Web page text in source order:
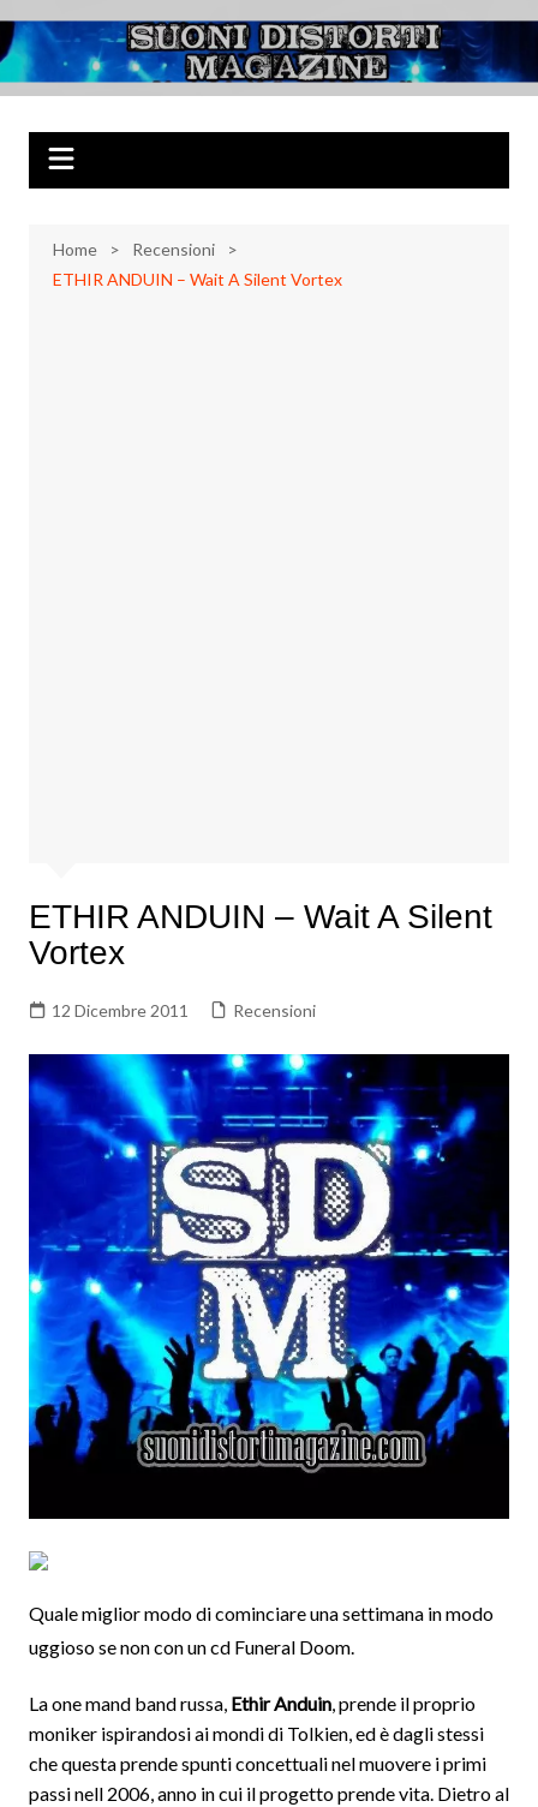
al
contenuto
Suoni Distorti
Magazine
Musica Rock, Metal, Punk e varie sonorità alternative
Home
Recensioni
ETHIR ANDUIN – Wait A Silent Vortex
ETHIR ANDUIN – Wait A Silent
Vortex
12 Dicembre 2011 Recensioni
Quale miglior modo di cominciare una settimana in modo
uggioso se non con un cd Funeral Doom.
La one mand band russa, Ethir Anduin, prende il proprio
moniker ispirandosi ai mondi di Tolkien, ed è dagli stessi
che questa prende spunti concettuali nel muovere i primi
passi nell 2006, anno in cui il progetto prende vita. Dietro al